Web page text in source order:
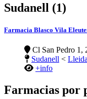
Sudanell (1)
Farmacia Blasco Vila
Cl San Pedro 1,
Sudanell < Lleida
+info
Farmacias por